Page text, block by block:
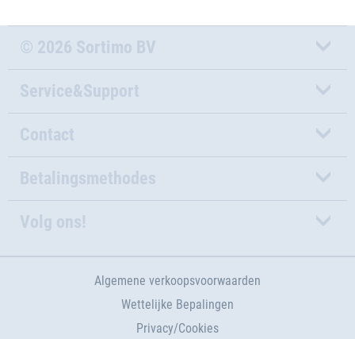
© 2026 Sortimo BV
Service&Support
Contact
Betalingsmethodes
Volg ons!
Algemene verkoopsvoorwaarden
Wettelijke Bepalingen
Privacy/Cookies